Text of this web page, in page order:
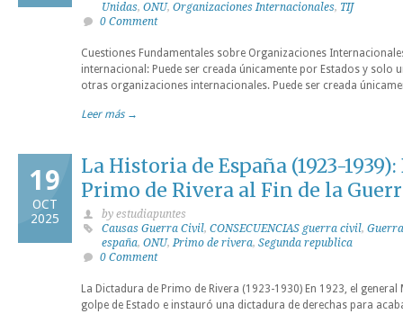
Unidas, ONU, Organizaciones Internacionales, TIJ
0 Comment
Cuestiones Fundamentales sobre Organizaciones
internacional: Puede ser creada únicamente por Estados y solo
otras organizaciones internacionales. Puede ser creada
Leer más →
19
OCT
2025
La Historia de España (1923-
Primo de Rivera al Fin de la
by estudiapuntes
Causas Guerra Civil, CONSECUENCIAS guerra civil,
españa, ONU,Primo de rivera, Segunda republica
0 Comment
La Dictadura de Primo de Rivera (1923-1930) En 1923, el
golpe de Estado e instauró una dictadura de derechas para